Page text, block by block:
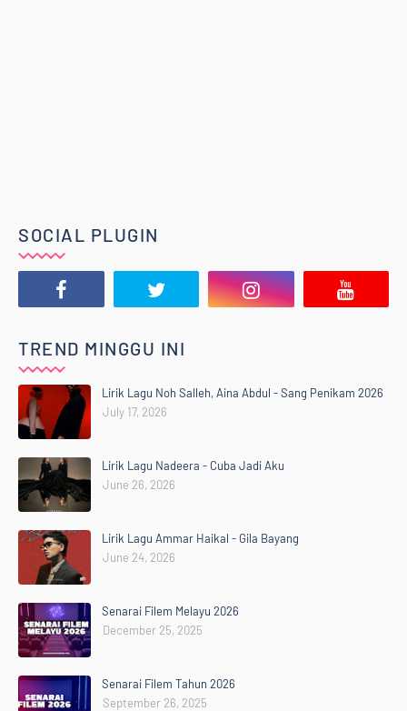
SOCIAL PLUGIN
TREND MINGGU INI
Lirik Lagu Noh Salleh, Aina Abdul - Sang Penikam 2026
July 17, 2026
Lirik Lagu Nadeera - Cuba Jadi Aku
June 26, 2026
Lirik Lagu Ammar Haikal - Gila Bayang
June 24, 2026
Senarai Filem Melayu 2026
December 25, 2025
Senarai Filem Tahun 2026
September 26, 2025